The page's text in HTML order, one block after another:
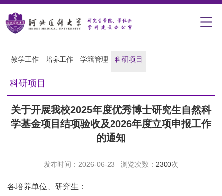
教学工作 培养工作 学籍管理 科研项目
科研项目
关于开展我校2025年度优秀博士研究生自然科
学基金项目结项验收及2026年度立项申报工作
的通知
发布时间：2026-06-23 浏览次数： 2300次
各培养单位、研究生：